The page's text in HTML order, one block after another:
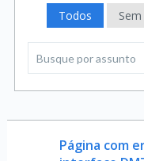
Todos
Página com